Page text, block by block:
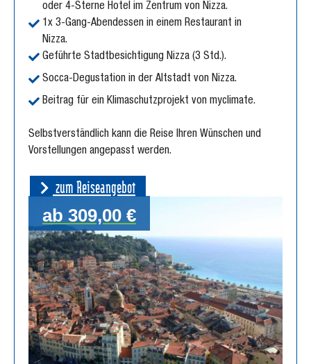
oder 4-Sterne Hotel im Zentrum von Nizza.
1x 3-Gang-Abendessen in einem Restaurant in
Nizza.
Geführte Stadtbesichtigung Nizza (3 Std.).
Socca-Degustation in der Altstadt von Nizza.
Beitrag für ein Klimaschutzprojekt von myclimate.
Selbstverständlich kann die Reise Ihren Wünschen und
Vorstellungen angepasst werden.
zum Reiseangebot
ab 309,00 €